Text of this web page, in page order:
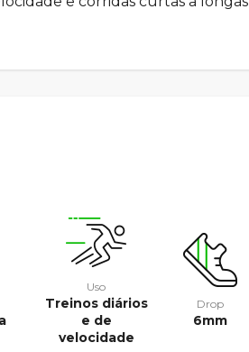
Uso
Treinos diários
e de
velocidade
Drop
6mm